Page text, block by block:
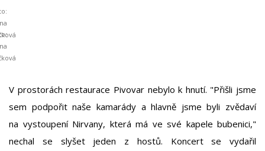
V prostorách restaurace Pivovar nebylo k hnutí. "Přišli jsme
sem podpořit naše kamarády a hlavně jsme byli zvědaví
na vystoupení Nirvany, která má ve své kapele bubenici,"
nechal se slyšet jeden z hostů. Koncert se vydařil